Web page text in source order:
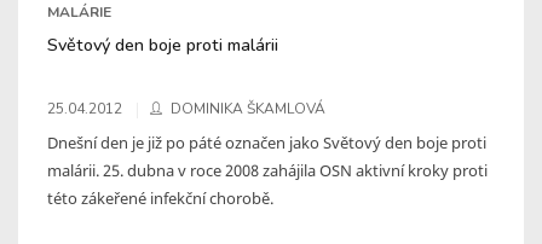
MALÁRIE
Světový den boje proti malárii
25.04.2012 DOMINIKA ŠKAMLOVÁ
Dnešní den je již po páté označen jako Světový den boje proti
malárii. 25. dubna v roce 2008 zahájila OSN aktivní kroky proti
této zákeřené infekční chorobě.